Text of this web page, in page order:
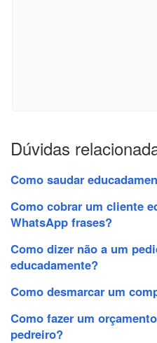
Dúvidas
Como saudar
Como cobrar um cliente
WhatsApp frases?
Como dizer não a um
educadamente?
Como desmarcar um
Como fazer um
pedreiro?